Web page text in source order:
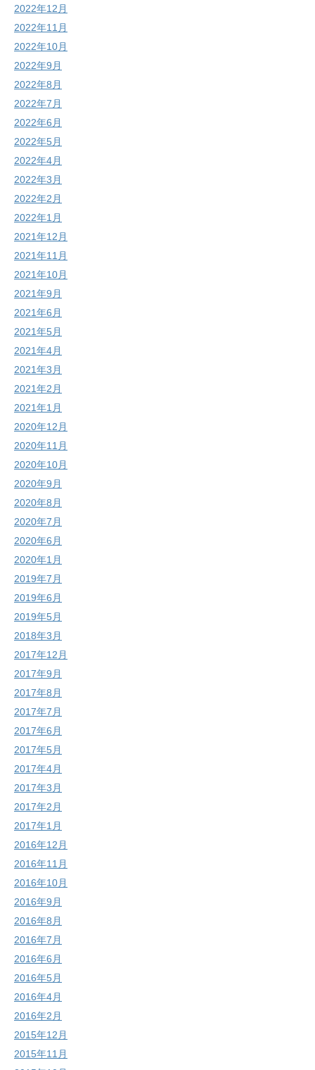
2022年12月
2022年11月
2022年10月
2022年9月
2022年8月
2022年7月
2022年6月
2022年5月
2022年4月
2022年3月
2022年2月
2022年1月
2021年12月
2021年11月
2021年10月
2021年9月
2021年6月
2021年5月
2021年4月
2021年3月
2021年2月
2021年1月
2020年12月
2020年11月
2020年10月
2020年9月
2020年8月
2020年7月
2020年6月
2020年1月
2019年7月
2019年6月
2019年5月
2018年3月
2017年12月
2017年9月
2017年8月
2017年7月
2017年6月
2017年5月
2017年4月
2017年3月
2017年2月
2017年1月
2016年12月
2016年11月
2016年10月
2016年9月
2016年8月
2016年7月
2016年6月
2016年5月
2016年4月
2016年2月
2015年12月
2015年11月